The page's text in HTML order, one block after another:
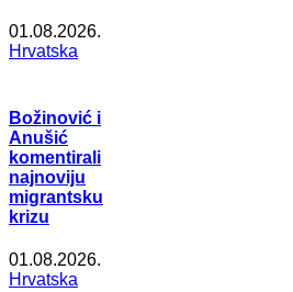
01.08.2026.
Hrvatska
Božinović i
Anušić
komentirali
najnoviju
migrantsku
krizu
01.08.2026.
Hrvatska